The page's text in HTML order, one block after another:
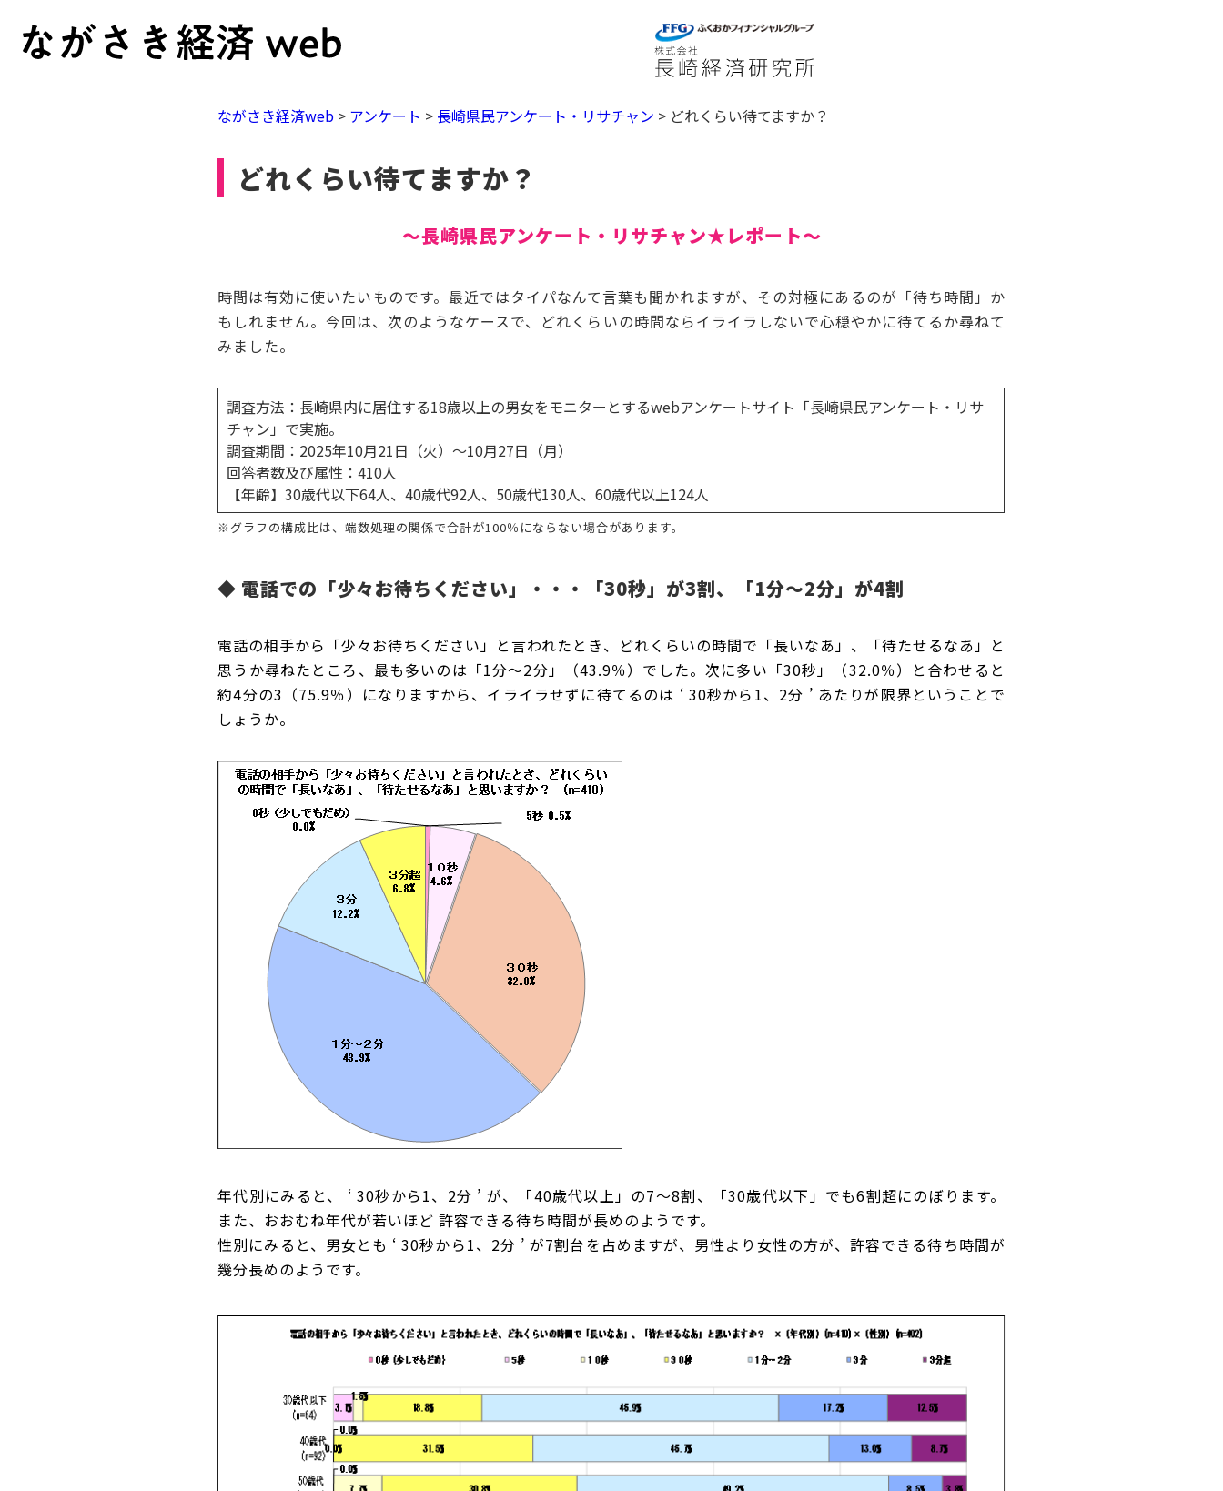
ながさき経済web > アンケート > 長崎県民アンケート・リサチャン > どれくらい待てますか？
どれくらい待てますか？
～長崎県民アンケート・リサチャン★レポート～
時間は有効に使いたいものです。最近ではタイパなんて言葉も聞かれますが、その対極にあるのが「待ち時間」か
もしれません。今回は、次のようなケースで、どれくらいの時間ならイライラしないで心穏やかに待てるか尋ねて
みました。
調査方法：長崎県内に居住する18歳以上の男女をモニターとするwebアンケートサイト「長崎県民アンケート・リサ
チャン」で実施。
調査期間：2025年10月21日（火）～10月27日（月）
回答者数及び属性：410人
【年齢】30歳代以下64人、40歳代92人、50歳代130人、60歳代以上124人
※グラフの構成比は、端数処理の関係で合計が100％にならない場合があります。
◆ 電話での「少々お待ちください」・・・「30秒」が3割、「1分～2分」が4割
電話の相手から「少々お待ちください」と言われたとき、どれくらいの時間で「長いなあ」、「待たせるなあ」と
思うか尋ねたところ、 最も多いのは「1分～2分」（43.9％）でした。次に多い「30秒」（32.0％）と合わせると
約4分の3（75.9％）になりますから、イライラせずに待てるのは ‘ 30秒から1、2分 ’ あたりが限界ということで
しょうか。
年代別にみると、 ‘ 30秒から1、2分 ’ が、「40歳代以上」の7～8割、「30歳代以下」でも6割超にのぼります。
また、おおむね年代が若いほど 許容できる待ち時間が長めのようです。
性別にみると、男女とも ‘ 30秒から1、2分 ’ が7割台を占めますが、男性より女性の方が、許容できる待ち時間が
幾分長めのようです。